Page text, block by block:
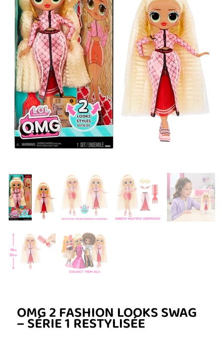
OMG 2 FASHION LOOKS SWAG
– SÉRIE 1 RESTYLISÉE